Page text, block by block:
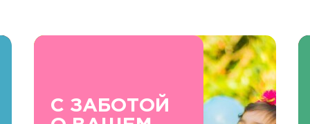
С ЗАБОТОЙ